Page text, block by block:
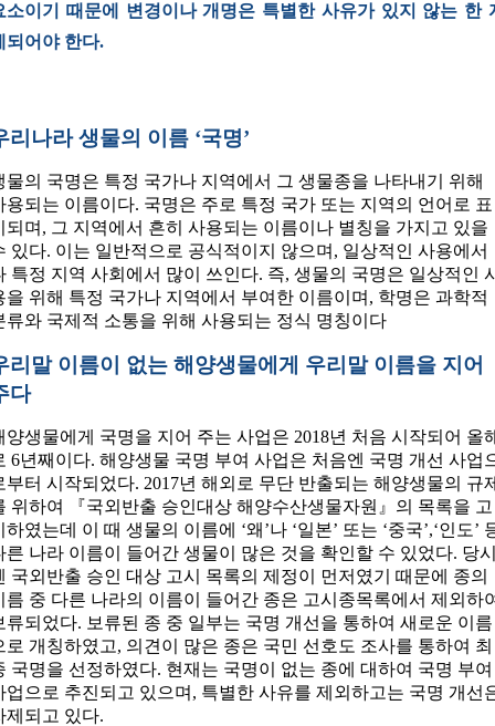
소이기 때문에 변경이나 개명은 특별한 사유가 있지 않는 한
되어야 한다.
리나라 생물의 이름 ‘국명’
물의 국명은 특정 국가나 지역에서 그 생물종을 나타내기 위해
용되는 이름이다. 국명은 주로 특정 국가 또는 지역의 언어로 표
되며, 그 지역에서 흔히 사용되는 이름이나 별칭을 가지고 있을
있다. 이는 일반적으로 공식적이지 않으며, 일상적인 사용에서
특정 지역 사회에서 많이 쓰인다. 즉, 생물의 국명은 일상적인
을 위해 특정 국가나 지역에서 부여한 이름이며, 학명은 과학적
류와 국제적 소통을 위해 사용되는 정식 명칭이다
리말 이름이 없는 해양생물에게 우리말 이름을 지어
다
양생물에게 국명을 지어 주는 사업은 2018년 처음 시작되어 올
6년째이다. 해양생물 국명 부여 사업은 처음엔 국명 개선 사업
부터 시작되었다. 2017년 해외로 무단 반출되는 해양생물의 규
위하여 『국외반출 승인대상 해양수산생물자원』의 목록을 고
하였는데 이 때 생물의 이름에 ‘왜’나 ‘일본’ 또는 ‘중국’,‘인도’
른 나라 이름이 들어간 생물이 많은 것을 확인할 수 있었다. 당
국외반출 승인 대상 고시 목록의 제정이 먼저였기 때문에 종의
름 중 다른 나라의 이름이 들어간 종은 고시종목록에서 제외하
류되었다. 보류된 종 중 일부는 국명 개선을 통하여 새로운 이름
로 개칭하였고, 의견이 많은 종은 국민 선호도 조사를 통하여 최
국명을 선정하였다. 현재는 국명이 없는 종에 대하여 국명 부여
업으로 추진되고 있으며, 특별한 사유를 제외하고는 국명 개선
제되고 있다.